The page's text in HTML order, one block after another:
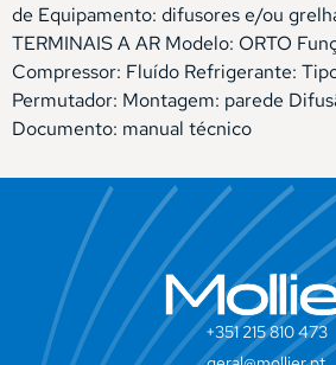
de Equipamento: difusores e/ou
TERMINAIS A AR Modelo: ORTO
Compressor: Fluído Refrigerante:
Permutador: Montagem: parede
Documento: manual técnico
+351 215 810 473